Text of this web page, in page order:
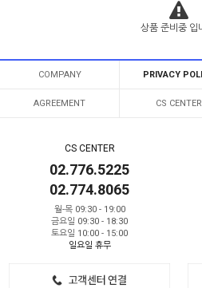
상품 준비중 입
COMPANY PRIVACY
AGREEMENT CS CENTER
CS CENTER
02.776.5225
02.774.8065
월-목 09:30 - 19:00
금요일 09:30 - 18:30
토요일 10:00 - 15:00
일요일 휴무